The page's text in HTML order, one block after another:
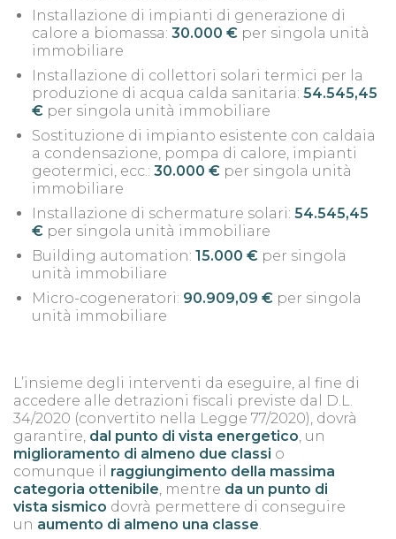
Installazione di impianti di generazione di
calore a biomassa: 30.000 € per singola unità
immobiliare
Installazione di collettori solari termici per la
produzione di acqua calda sanitaria: 54.545,45
€ per singola unità immobiliare
Sostituzione di impianto esistente con caldaia
a condensazione, pompa di calore, impianti
geotermici, ecc.: 30.000 € per singola unità
immobiliare
Installazione di schermature solari: 54.545,45
€ per singola unità immobiliare
Building automation: 15.000 € per singola
unità immobiliare
Micro-cogeneratori: 90.909,09 € per singola
unità immobiliare
L’insieme degli interventi da eseguire, al fine di
accedere alle detrazioni fiscali previste dal D.L.
34/2020 (convertito nella Legge 77/2020), dovrà
garantire, dal punto di vista energetico, un
miglioramento di almeno due classi o
comunque il
raggiungimento della massima
categoria ottenibile, mentre da un punto di
vista sismico dovrà permettere di conseguire
un aumento di almeno una classe.